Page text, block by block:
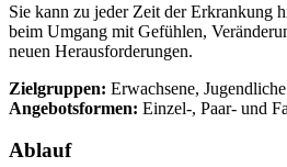
Sie kann zu jeder Zeit der Erkrankung
beim Umgang mit Gefühlen,
neuen Herausforderungen.
Zielgruppen: Erwachsene,
Angebotsformen: Einzel-, Paar- und
Ablauf